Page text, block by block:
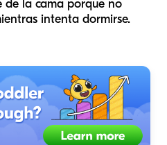
de la cama porque no
intenta dormirse.